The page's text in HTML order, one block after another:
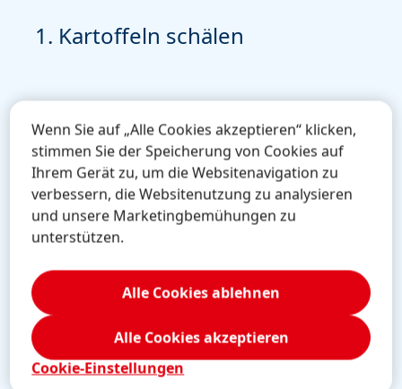
1. Kartoffeln schälen
sauber arbeitest. Dann kannst du sie nach dem
Experiment noch weiter verwenden.
Wenn Sie auf „Alle Cookies akzeptieren“ klicken,
stimmen Sie der Speicherung von Cookies auf
Ihrem Gerät zu, um die Websitenavigation zu
verbessern, die Websitenutzung zu analysieren
und unsere Marketingbemühungen zu
unterstützen.
Cookie-Einstellungen
Alle Cookies ablehnen
Alle Cookies akzeptieren